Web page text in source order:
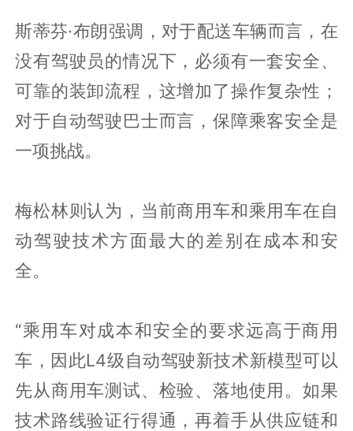
斯蒂芬·布朗强调，对于配送车辆而言，在
没有驾驶员的情况下，必须有一套安全、
可靠的装卸流程，这增加了操作复杂性；
对于自动驾驶巴士而言，保障乘客安全是
一项挑战。
梅松林则认为，当前商用车和乘用车在自
动驾驶技术方面最大的差别在成本和安
全。
“乘用车对成本和安全的要求远高于商用
车，因此L4级自动驾驶新技术新模型可以
先从商用车测试、检验、落地使用。如果
技术路线验证行得通，再着手从供应链和